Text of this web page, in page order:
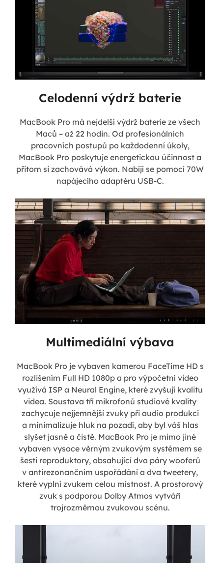
Celodenní výdrž baterie
MacBook Pro má nejdelší výdrž baterie ze všech
Maců – až 22 hodin. Od profesionálních
pracovních postupů po každodenní úkoly,
MacBook Pro poskytuje energetickou účinnost a
přitom si zachovává výkon. Nabíjí se pomocí 70W
napájecího adaptéru USB-C.
Multimediální výbava
MacBook Pro je vybaven kamerou FaceTime HD s
rozlišením Full HD 1080p a pro výpočetní video
využívá ISP a Neural Engine, které zvyšují kvalitu
videa. Soustava tří mikrofonů studiové kvality
zachycuje nejjemnější zvuky při audio produkci
a minimalizuje hluk na pozadí, aby byl váš hlas
slyšet jasně a čistě. MacBook Pro je mimo jiné
vybaven vysoce věrným zvukovým systémem se
šesti reproduktory, obsahující dva páry wooferů
v antirezonančním uspořádání a dva tweetery,
které vyplní zvukem celou místnost. A prostorový
zvuk s podporou Dolby Atmos vytváří
trojrozměrnou zvukovou scénu.